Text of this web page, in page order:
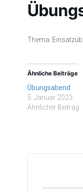
Thema:
Ähnliche Beiträge
Übungsabend
5. Januar 2023
Ähnlicher Beitrag